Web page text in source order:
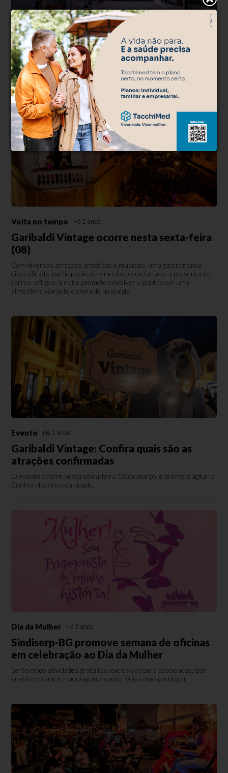
Evento Há 2 anos
Rua Coberta recebe 1ª edição da Feira de
Variedades
O evento ocorre neste domingo, 17, e trará 12 expositores de
diversos segmentos.
Volta no tempo Há 2 anos
Garibaldi Vintage ocorre nesta sexta-feira
(08)
Com diversas atrações artísticas e musicais, uma gastronomia
diversificada, participação de vinícolas, cervejarias e a presença de
carros antigos, a noite promete envolver o público em uma
atmosfera vibrante e cheia de nostalgia.
Evento Há 2 anos
Garibaldi Vintage: Confira quais são as
atrações confirmadas
O evento ocorre nesta sexta-feira, 08 de março, e promete agitar o
Centro Histórico da cidade.
Dia da Mulher Há 2 anos
Sindiserp-BG promove semana de oficinas
em celebração ao Dia da Mulher
Serão cinco atividades gratuitas, exclusivas para associadas, que
envolvem dança, maquiagem e saúde. Veja como participar.